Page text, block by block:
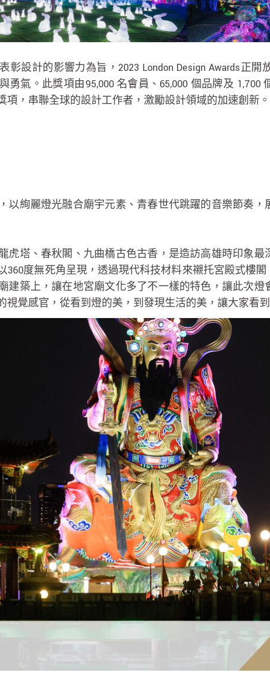
彰設計的影響力為旨，2023 London Design Awards正
氣。此獎項由95,000 名會員、65,000 個品牌及 1,700
項，串聯全球的設計工作者，激勵設計領域的加速創新。
以絢麗燈光融合廟宇元素、青春世代跳躍的音樂節奏
虎塔、春秋閣、九曲橋古色古香，是造訪高雄時印象
360度無死角呈現，透過現代科技材料來襯托宮殿式樓
建築上，讓在地宮廟文化多了不一樣的特色，讓此次
視覺感官，從看到燈的美，到發現生活的美，讓大家看